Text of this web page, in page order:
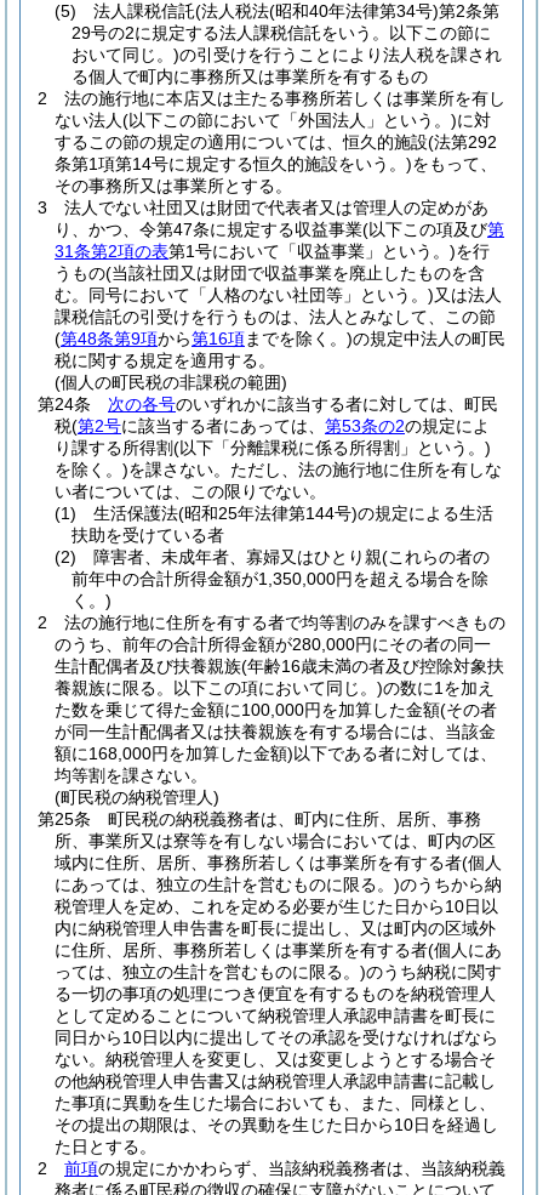
(5)
法人課税信託(法人税法(昭和40年法律第34号)第2条第
29号の2に規定する法人課税信託をいう。以下この節に
おいて同じ。)の引受けを行うことにより法人税を課され
る個人で町内に事務所又は事業所を有するもの
2
法の施行地に本店又は主たる事務所若しくは事業所を有し
ない法人(以下この節において「外国法人」という。)に対
するこの節の規定の適用については、恒久的施設(法第292
条第1項第14号に規定する恒久的施設をいう。)をもって、
その事務所又は事業所とする。
3
法人でない社団又は財団で代表者又は管理人の定めがあ
り、かつ、令第47条に規定する収益事業(以下この項及び第
31条第2項の表第1号において「収益事業」という。)を行
うもの(当該社団又は財団で収益事業を廃止したものを含
む。同号において「人格のない社団等」という。)又は法人
課税信託の引受けを行うものは、法人とみなして、この節
(第48条第9項から第16項までを除く。)の規定中法人の町民
税に関する規定を適用する。
(個人の町民税の非課税の範囲)
第24条
次の各号のいずれかに該当する者に対しては、町民
税(第2号に該当する者にあっては、 第53条の2の規定によ
り課する所得割(以下「分離課税に係る所得割」という。)
を除く。)を課さない。 ただし、法の施行地に住所を有しな
い者については、この限りでない。
(1)
生活保護法(昭和25年法律第144号)の規定による生活
扶助を受けている者
(2)
障害者、未成年者、寡婦又はひとり親(これらの者の
前年中の合計所得金額が1,350,000円を超える場合を除
く。)
2
法の施行地に住所を有する者で均等割のみを課すべきもの
のうち、前年の合計所得金額が280,000円にその者の同一
生計配偶者及び扶養親族(年齢16歳未満の者及び控除対象扶
養親族に限る。以下この項において同じ。)の数に1を加え
た数を乗じて得た金額に100,000円を加算した金額(その者
が同一生計配偶者又は扶養親族を有する場合には、当該金
額に168,000円を加算した金額)以下である者に対しては、
均等割を課さない。
(町民税の納税管理人)
第25条
町民税の納税義務者は、町内に住所、居所、事務
所、事業所又は寮等を有しない場合においては、町内の区
域内に住所、居所、事務所若しくは事業所を有する者(個人
にあっては、独立の生計を営むものに限る。)のうちから納
税管理人を定め、これを定める必要が生じた日から10日以
内に納税管理人申告書を町長に提出し、又は町内の区域外
に住所、居所、事務所若しくは事業所を有する者(個人にあ
っては、独立の生計を営むものに限る。)のうち納税に関す
る一切の事項の処理につき便宜を有するものを納税管理人
として定めることについて納税管理人承認申請書を町長に
同日から10日以内に提出してその承認を受けなければなら
ない。 納税管理人を変更し、又は変更しようとする場合そ
の他納税管理人申告書又は納税管理人承認申請書に記載し
た事項に異動を生じた場合においても、また、同様とし、
その提出の期限は、その異動を生じた日から10日を経過し
た日とする。
2
前項の規定にかかわらず、当該納税義務者は、当該納税義
務者に係る町民税の徴収の確保に支障がないことについて